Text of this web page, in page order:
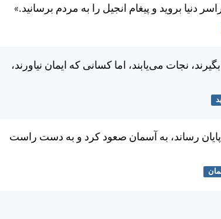
برويد و پيغام انجيل را به مردم برسانيد.»
نجات می‌يابند، اما كسانی كه ايمان نياورند،
رساند، به آسمان صعود كرد و به دست راست